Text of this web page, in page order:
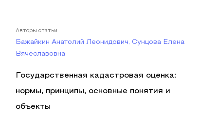
Авторы статьи
Бажайкин Анатолий Леонидович, Сунцова Елена
Вячеславовна
Государственная кадастровая оценка:
нормы, принципы, основные понятия и
объекты